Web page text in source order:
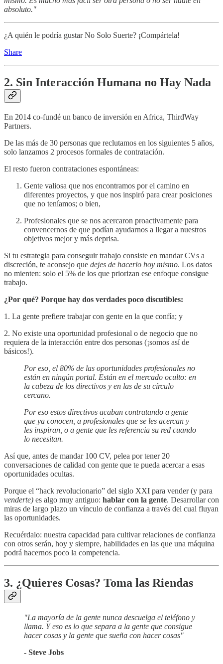
absoluto."
¿A quién le podría gustar No Solo Suerte? ¡Compártela!
Share
2. Sin Interacción Humana no Hay Nada
En 2014 co-fundé un banco de inversión en Africa, ThirdWay
Partners.
De las más de 30 personas que reclutamos en los siguientes 5 años,
solo lanzamos 2 procesos formales de contratación.
El resto fueron contrataciones espontáneas:
Gente valiosa que nos encontramos por el camino en
diferentes proyectos, y que nos inspiró para crear posiciones
que no teníamos; o bien,
Profesionales que se nos acercaron proactivamente para
convencernos de que podían ayudarnos a llegar a nuestros
objetivos mejor y más deprisa.
Si tu estrategia para conseguir trabajo consiste en mandar CVs a
discreción, te aconsejo que dejes de hacerlo hoy mismo. Los datos
no mienten: solo el 5% de los que priorizan ese enfoque consigue
trabajo.
¿Por qué? Porque hay dos verdades poco discutibles:
1. La gente prefiere trabajar con gente en la que confía; y
2. No existe una oportunidad profesional o de negocio que no
requiera de la interacción entre dos personas (¡somos así de
básicos!).
Por eso, el 80% de las oportunidades profesionales no
están en ningún portal. Están en el mercado oculto: en
la cabeza de los directivos y en las de su círculo
cercano.
Por eso estos directivos acaban contratando a gente
que ya conocen, a profesionales que se les acercan y
les inspiran, o a gente que les referencia su red cuando
lo necesitan.
Así que, antes de mandar 100 CV, pelea por tener 20
conversaciones de calidad con gente que te pueda acercar a esas
oportunidades ocultas.
Porque el “hack revolucionario” del siglo XXI para vender (y para
venderte) es algo muy antiguo: hablar con la gente. Desarrollar con
miras de largo plazo un vínculo de confianza a través del cual fluyan
las oportunidades.
Recuérdalo: nuestra capacidad para cultivar relaciones de confianza
con otros serán, hoy y siempre, habilidades en las que una máquina
podrá hacernos poco la competencia.
3. ¿Quieres Cosas? Toma las Riendas
"La mayoría de la gente nunca descuelga el teléfono y
llama. Y eso es lo que separa a la gente que consigue
hacer cosas y la gente que sueña con hacer cosas"
- Steve Jobs